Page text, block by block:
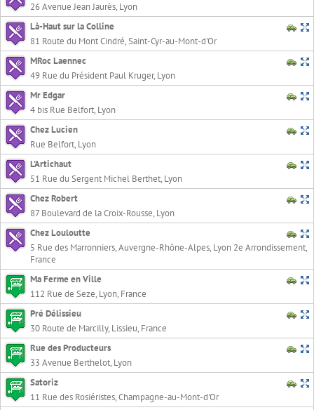
26 Avenue Jean Jaurès, Lyon
Là-Haut sur la Colline
81 Route du Mont Cindré, Saint-Cyr-au-Mont-d'Or
MRoc Laennec
49 Rue du Président Paul Kruger, Lyon
Mr Edgar
4 bis Rue Belfort, Lyon
Chez Lucien
Rue Belfort, Lyon
L'Artichaut
51 Rue du Sergent Michel Berthet, Lyon
Chez Robert
87 Boulevard de la Croix-Rousse, Lyon
Chez Louloutte
5 Rue des Marronniers, Auvergne-Rhône-Alpes, Lyon 2e Arrondissement,
France
Ma Ferme en Ville
112 Rue de Seze, Lyon, France
Pré Délissieu
30 Route de Marcilly, Lissieu, France
Rue des Producteurs
33 Avenue Berthelot, Lyon
Satoriz
11 Rue des Rosiéristes, Champagne-au-Mont-d'Or